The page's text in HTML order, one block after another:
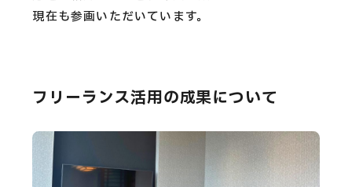
現在も参画いただいています。
フリーランス活用の成果について